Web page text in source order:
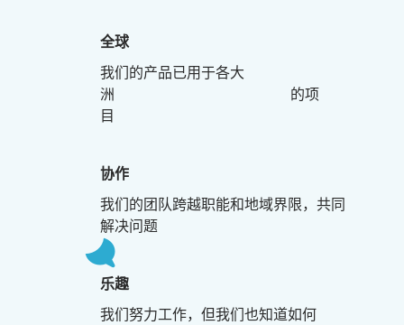
全球
我们的产品已用于各大
洲 的项
目
协作
我们的团队跨越职能和地域界限，共同
解决问题
乐趣
我们努力工作，但我们也知道如何